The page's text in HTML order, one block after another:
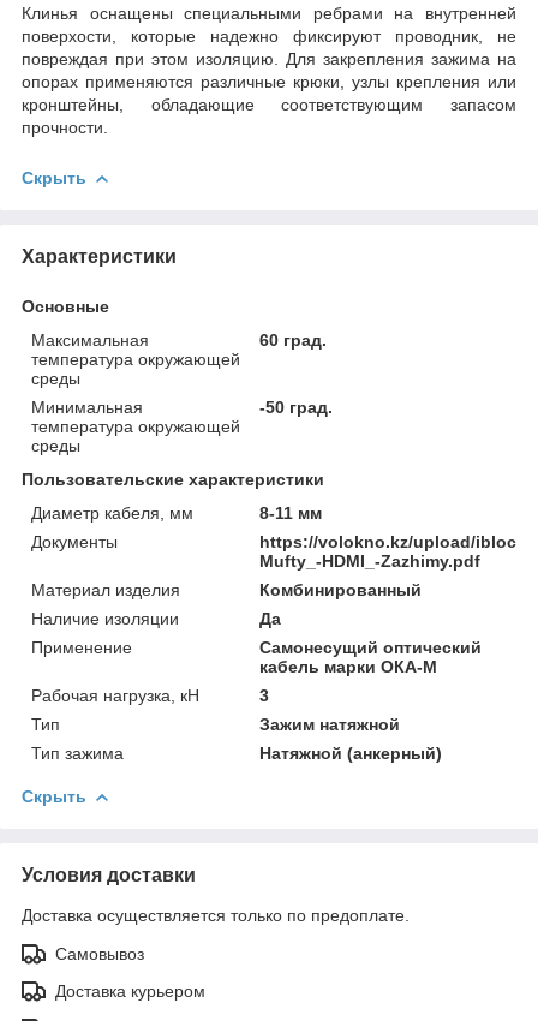
Клинья оснащены специальными ребрами на внутренней
поверхости, которые надежно фиксируют проводник, не
повреждая при этом изоляцию. Для закрепления зажима на
опорах применяются различные крюки, узлы крепления или
кронштейны, обладающие соответствующим запасом
прочности.
Скрыть
Характеристики
Основные
Максимальная
температура окружающей
среды
60 град.
Минимальная
температура окружающей
среды
-50 град.
Пользовательские характеристики
Диаметр кабеля, мм
8-11 мм
Документы
https://volokno.kz/upload/iblock/
Mufty_-HDMI_-Zazhimy.pdf
Материал изделия
Комбинированный
Наличие изоляции
Да
Применение
Самонесущий оптический
кабель марки ОКА-М
Рабочая нагрузка, кН
3
Тип
Зажим натяжной
Тип зажима
Натяжной (анкерный)
Скрыть
Условия доставки
Доставка осуществляется только по предоплате.
Самовывоз
Доставка курьером